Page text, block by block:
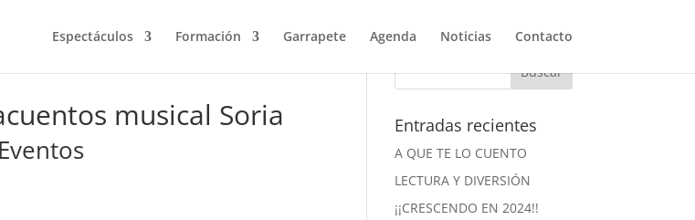
Espectáculos Formación Garrapete Agenda Noticias Contacto
musical Soria Entradas recientes
A QUE TE LO CUENTO
LECTURA Y DIVERSIÓN
¡¡CRESCENDO EN 2024!!